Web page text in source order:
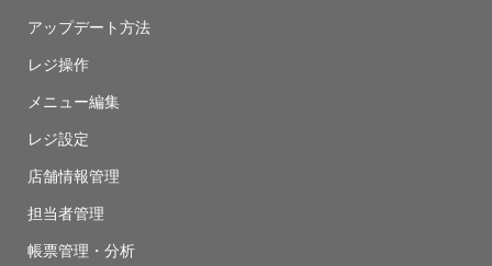
アップデート方法
レジ操作
メニュー編集
レジ設定
店舗情報管理
担当者管理
帳票管理・分析